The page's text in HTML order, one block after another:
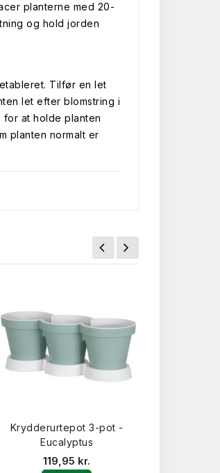
planterne med 20-
og hold jorden
Tilfør en let
let efter blomstring i
at holde planten
planten normalt er
Krydderurtepot 3-pot -
Eucalyptus
119,95 kr.